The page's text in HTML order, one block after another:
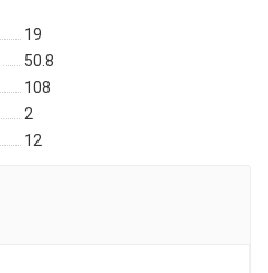
19
50.8
108
2
12